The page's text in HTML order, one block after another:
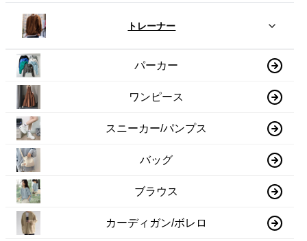
トレーナー
パーカー
ワンピース
スニーカー/パンプス
バッグ
ブラウス
カーディガン/ボレロ